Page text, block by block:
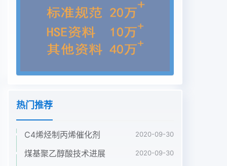
popularization. After analysis of the chemical ar
我国车用汽油和无铅车用汽油标准规定冬季蒸
physical properties of ethanol, we carried out
the cold气压不大于88kPa,夏季不大于74kPa的要
求。而乙start experiment, distillation range
experiment, RVP ex醇的蒸汽压仅为17.33kPa且其
入乙醇后,必定会对其蒸发性showed that using
added 15% Topped oil, the E85 Reid造成一定的
影响。图1是随着醇掺合率的增加,甲apour pressure
reached.6ke, has been more than醇、乙醇与汽油
热门推荐
C4烯烃制丙烯催化剂 2020-09-30
煤基聚乙醇酸技术进展 2020-09-30